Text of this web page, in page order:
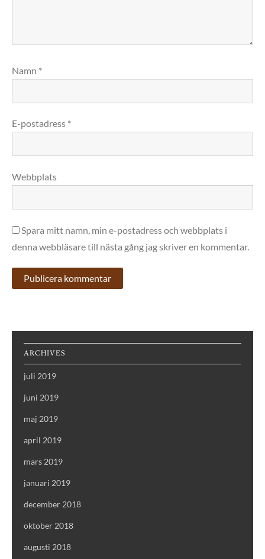
Namn *
E-postadress *
Webbplats
Spara mitt namn, min e-postadress och webbplats i
denna webbläsare till nästa gång jag skriver en kommentar.
ARCHIVES
juli 2019
juni 2019
maj 2019
april 2019
mars 2019
januari 2019
december 2018
oktober 2018
augusti 2018